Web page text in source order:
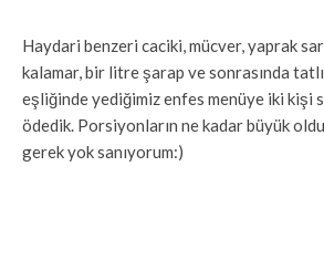
Haydari benzeri caciki, mücver, yaprak
kalamar, bir litre şarap ve sonrasında
eşliğinde yediğimiz enfes menüye iki kişi
ödedik. Porsiyonların ne kadar büyük
gerek yok sanıyorum:)